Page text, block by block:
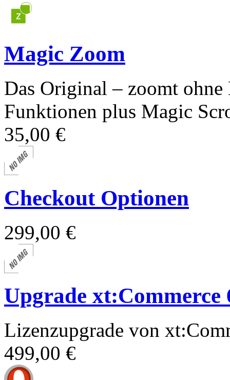
Magic Zoom
Das Original – zoomt
Funktionen plus Magic
35,00 €
Checkout Optionen
299,00 €
Upgrade
Lizenzupgrade von
499,00 €